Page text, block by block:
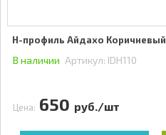
Н-профиль Айдахо Коричневый
В наличии Артикул: IDH110
Цена: 650 руб./шт